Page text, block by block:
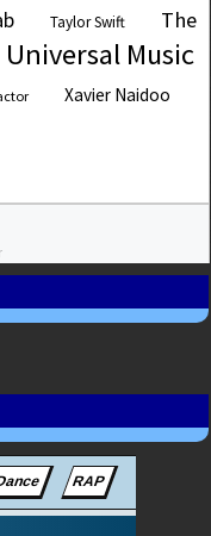
Taylor Swift
The
Universal Music
Xavier Naidoo